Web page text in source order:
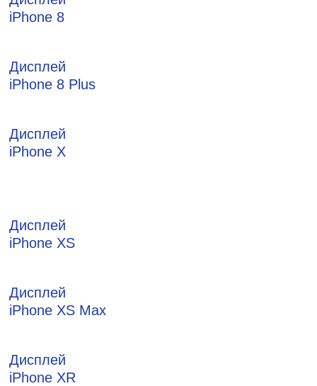
iPhone 8
Дисплей
iPhone 8 Plus
Дисплей
iPhone X
Дисплей
iPhone XS
Дисплей
iPhone XS Max
Дисплей
iPhone XR